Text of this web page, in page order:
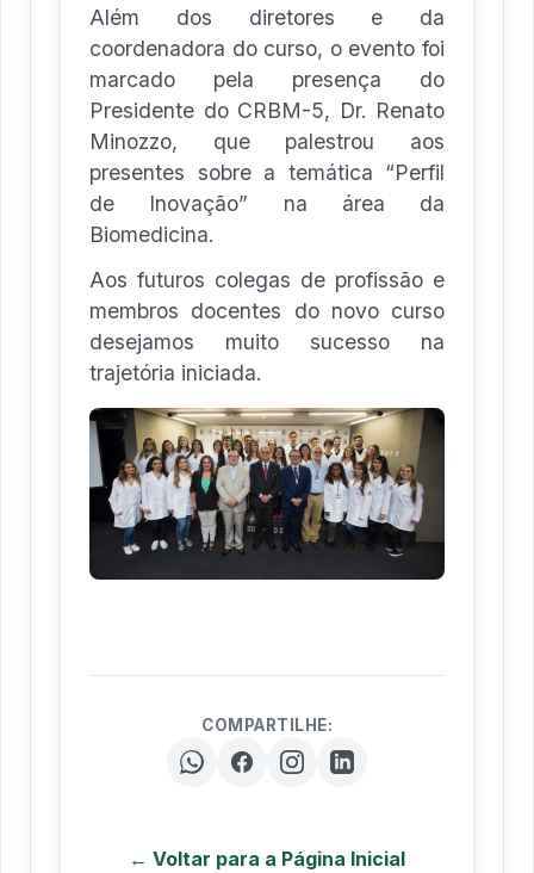
Além dos diretores e da
coordenadora do curso, o evento foi
marcado pela presença do
Presidente do CRBM-5, Dr. Renato
Minozzo, que palestrou aos
presentes sobre a temática “Perfil
de Inovação” na área da
Biomedicina.
Aos futuros colegas de profissão e
membros docentes do novo curso
desejamos muito sucesso na
trajetória iniciada.
COMPARTILHE:
← Voltar para a Página Inicial